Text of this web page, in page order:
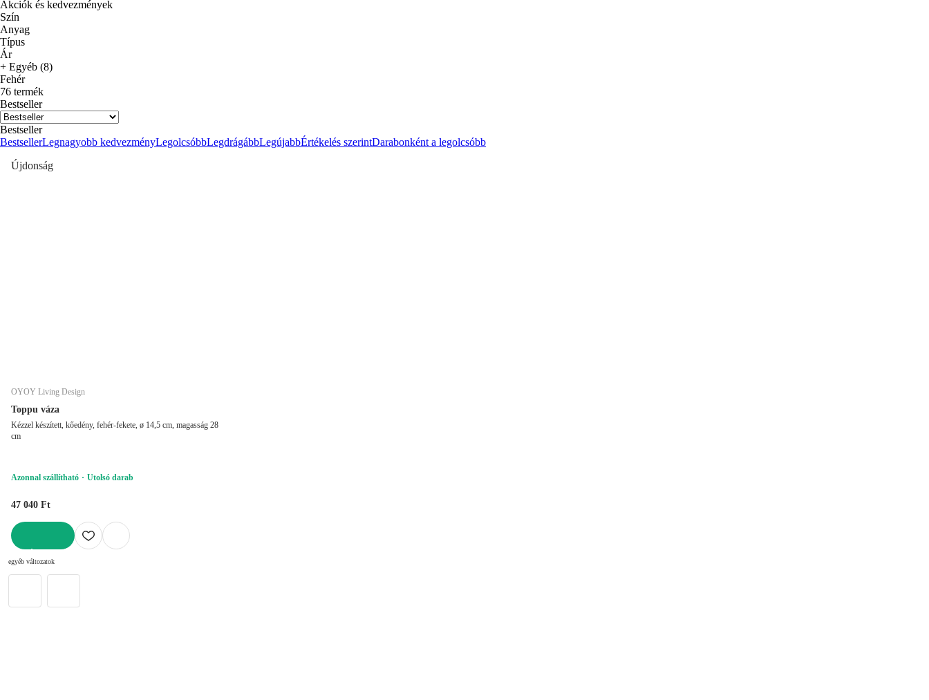
Akciók és kedvezmények
Szín
Anyag
Típus
Ár
+ Egyéb (8)
Fehér
76 termék
Bestseller
Bestseller
BestsellerLegnagyobb kedvezményLegolcsóbbLegdrágábbLegújabbÉrtékelés szerintDarabonként a legolcsóbb
Újdonság
OYOY Living Design
Toppu váza
Kézzel készített, kőedény, fehér-fekete, ø 14,5 cm, magasság 28
cm
Azonnal szállítható Utolsó darab
47 040 Ft
egyéb változatok